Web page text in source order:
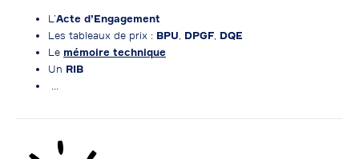
L’Acte d’Engagement
Les tableaux de prix : BPU, DPGF, DQE
Le mémoire technique
Un RIB
…